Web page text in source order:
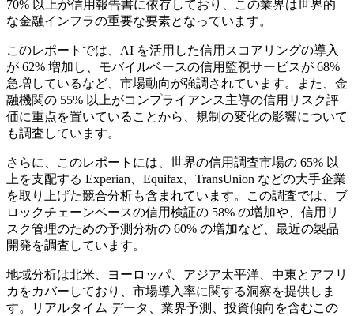
70% 以上が信用報告書に依存しており、この業界は世界的
な金融インフラの重要な要素となっています。
このレポートでは、AI を活用した信用スコアリングの導入
が 62% 増加し、モバイルベースの信用監視サービスが 68%
急増しているなど、市場動向が強調されています。また、金
融機関の 55% 以上がコンプライアンス主導の信用リスク評
価に重点を置いていることから、規制の変化の影響について
も調査しています。
さらに、このレポートには、世界の信用調査市場の 65% 以
上を支配する Experian、Equifax、TransUnion などの大手企業
を取り上げた競合分析も含まれています。この調査では、ブ
ロックチェーンベースの信用検証の 58% の増加や、信用リ
スク管理のための予測分析の 60% の増加など、最近の製品
開発を調査しています。
地域分析は北米、ヨーロッパ、アジア太平洋、中東とアフリ
カをカバーしており、市場導入率に関する洞察を提供しま
す。リアルタイム データ、業界予測、投資傾向を含むこの